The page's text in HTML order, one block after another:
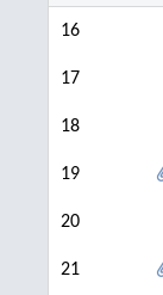
16
17
18
19
20
21